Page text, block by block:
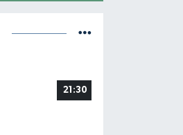
21:30